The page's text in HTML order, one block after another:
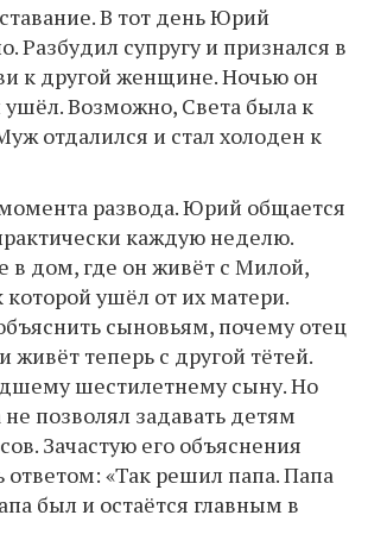
В тот день Юрий
Разбудил супругу и признался в
к другой женщине. Ночью он
Возможно, Света была к
отдалился и стал холоден к
развода. Юрий общается
каждую неделю.
в дом, где он живёт с Милой,
ушёл от их матери.
сыновьям, почему отец
живёт теперь с другой тётей.
шестилетнему сыну. Но
позволял задавать детям
Зачастую его объяснения
ответом: «Так решил папа. Папа
был и остаётся главным в